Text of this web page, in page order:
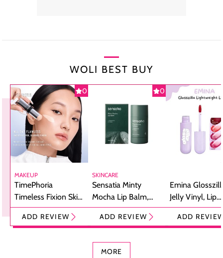
WOLI BEST BUY
0
MAKEUP
TimePhoria
Timeless Fixion Skin
Tint Stick,
Foundation dan
ADD REVIEW
0
SKINCARE
Sensatia Minty
Mocha Lip Balm,
Pelembap Bibir
dengan Aroma
ADD REVIEW
Emina
Jelly Vinyl, Lip
Cream Glossy
Ringan
ADD
MORE